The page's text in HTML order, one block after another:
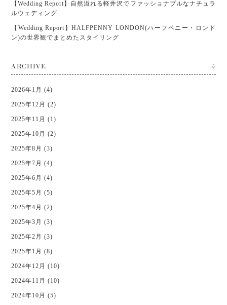
【Wedding Report】自然溢れる軽井沢でファッショナブルなナチュラ
ルウェディング
【Wedding Report】HALFPENNY LONDON(ハーフペニー・ロンド
ン)の世界観でまとめたスタイリング
ARCHIVE
2026年1月 (4)
2025年12月 (2)
2025年11月 (1)
2025年10月 (2)
2025年8月 (3)
2025年7月 (4)
2025年6月 (4)
2025年5月 (5)
2025年4月 (2)
2025年3月 (3)
2025年2月 (3)
2025年1月 (8)
2024年12月 (10)
2024年11月 (10)
2024年10月 (5)